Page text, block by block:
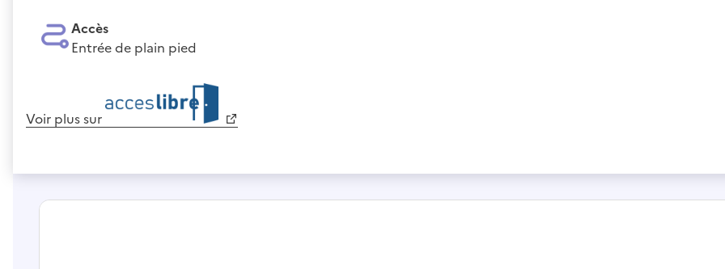
Accès
Entrée de plain pied
Voir plus sur